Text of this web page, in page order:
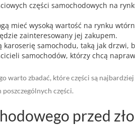
części samochodowych na
mieć wysoką wartość na rynku
zainteresowany jej zakupem.
karoserię samochodu, taką jak
samochodów, którzy chcą
warto zbadać, które części są
części.
przed